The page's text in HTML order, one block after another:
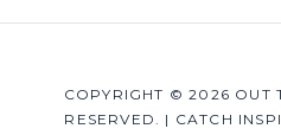
COPYRIGHT © 2026 OUT
RESERVED. | CATCH